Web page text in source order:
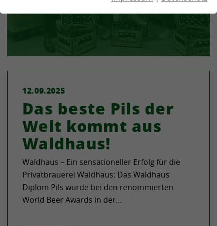
12.09.2025
Das beste Pils der
Welt kommt aus
Waldhaus!
Waldhaus – Ein sensationeller Erfolg für die
Privatbrauerei Waldhaus: Das Waldhaus
Diplom Pils wurde bei den renommierten
World Beer Awards in der…